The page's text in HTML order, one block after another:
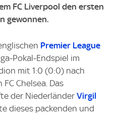
FC Liverpool den ersten
gewonnen.
Premier League
Pokal-Endspiel im
mit 1:0 (0:0) nach
Chelsea. Das
der Niederländer Virgil
dieses packenden und